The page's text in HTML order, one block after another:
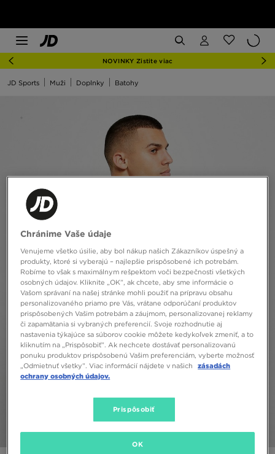
NOVINKY Zistite viac
JD Sports Muži Doplnky Batohy
Chránime Vaše údaje
Venujeme všetko úsilie, aby bol nákup našich Zákazníkov úspešný a
produkty, ktoré si vyberajú – najlepšie prispôsobené ich potrebám.
Robíme to však s maximálnym rešpektom voči bezpečnosti všetkých
osobných údajov. Kliknite „OK”, ak chcete, aby sme informácie o
Vašom správaní na našej stránke mohli použiť na prípravu obsahu
personalizovaného priamo pre Vás, vrátane odporúčaní produktov
prispôsobených Vašim potrebám a záujmom, personalizovanej reklamy
či zapamätania si vybraných preferencií. Svoje rozhodnutie aj
nastavenia týkajúce sa súborov cookie môžete kedykoľvek zmeniť, a to
kliknutím na „Prispôsobiť”. Ak nechcete dostávať personalizovanú
ponuku produktov prispôsobenú Vašim preferenciám, vyberte možnosť
„Odmietnuť všetky”. Viac informácií nájdete v našich
zásadách
ochrany osobných údajov.
Prispôsobiť
OK